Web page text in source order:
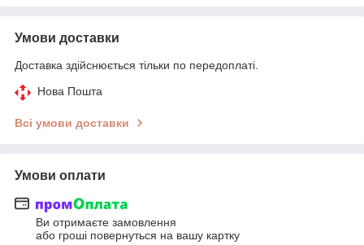
Умови доставки
Доставка здійснюється тільки по передоплаті.
Нова Пошта
Всі умови доставки
Умови оплати
Ви отримаєте замовлення
або гроші повернуться на вашу картку